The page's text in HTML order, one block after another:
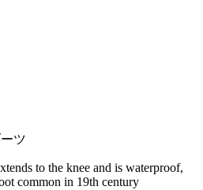
ツ
to the knee and is waterproof,
common in 19th century